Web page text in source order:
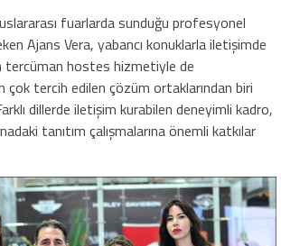
fuarlarda sunduğu profesyonel
Ajans Vera, yabancı konuklarla iletişimde
tercüman hostes hizmetiyle de
çok tercih edilen çözüm ortaklarından biri
dillerde iletişim kurabilen deneyimli kadro,
tanıtım çalışmalarına önemli katkılar